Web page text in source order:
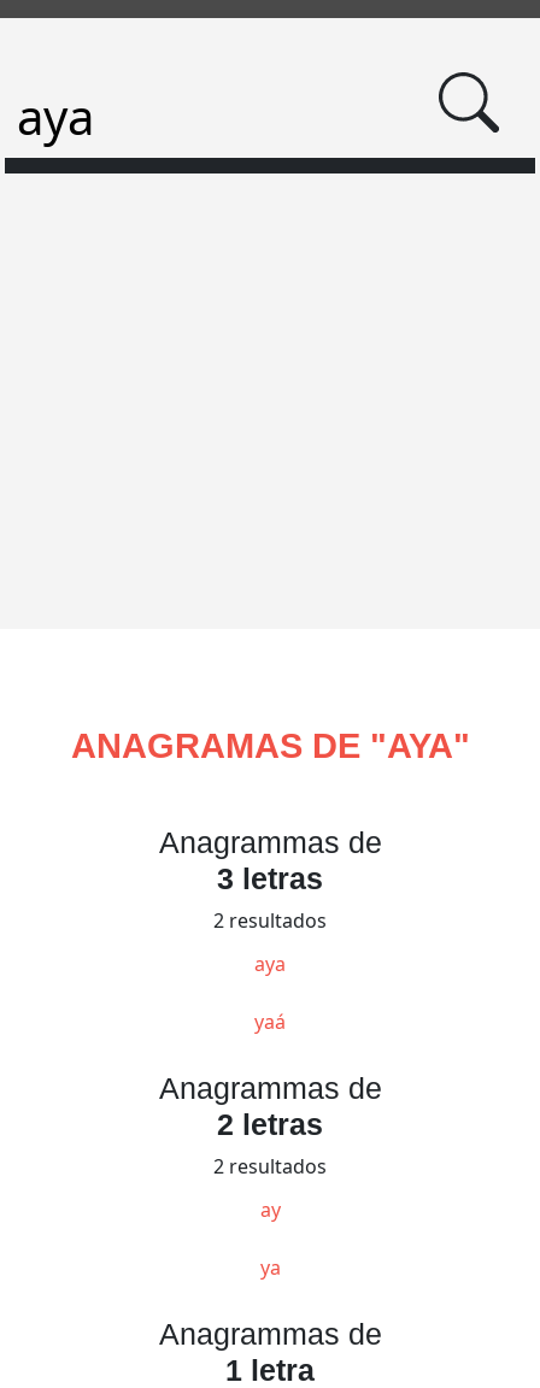
ANAGRAMAS DE "AYA"
Anagrammas de
3 letras
2 resultados
aya
yaá
Anagrammas de
2 letras
2 resultados
ay
ya
Anagrammas de
1 letra